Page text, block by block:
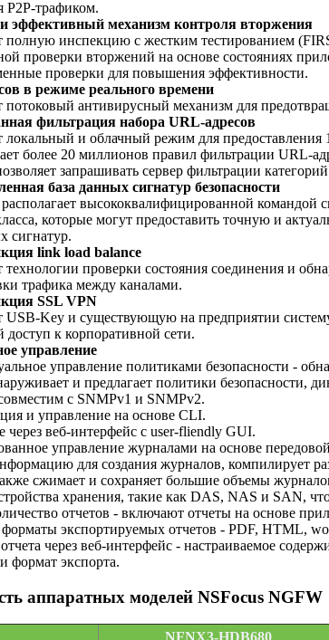
P2P-трафиком.
эффективный механизм контроля вторжения
полную инспекцию с жестким тестированием
проверки вторжений на основе состояниях
проверки для повышения эффективности.
в режиме реального времени
потоковый антивирусный механизм для
фильтрация набора URL-адресов
локальный и облачный режим для
более 20 миллионов правил фильтрации URL-
запрашивать сервер фильтрации
база данных сигнатур безопасности
высококвалифицированной командой
которые могут предоставить точную и
сигнатур.
link load balance
технологии проверки состояния соединения и
трафика между каналами.
SSL VPN
USB-Key и существующую на предприятии
доступ к корпоративной сети.
управление
управление политиками безопасности -
и предлагает политики безопасности,
с SNMPv1 и SNMPv2.
и управление на основе CLI.
через веб-интерфейс с user-fliendly GUI.
управление журналами на основе
для создания журналов, компилирует
сжимает и сохраняет большие объемы
хранения, такие как DAS, NAS и SAN,
отчетов - включают отчеты на основе
экспортируемых отчетов - PDF, HTML,
через веб-интерфейс - настраиваемое
формат экспорта.
аппаратных моделей NSFocus NGFW